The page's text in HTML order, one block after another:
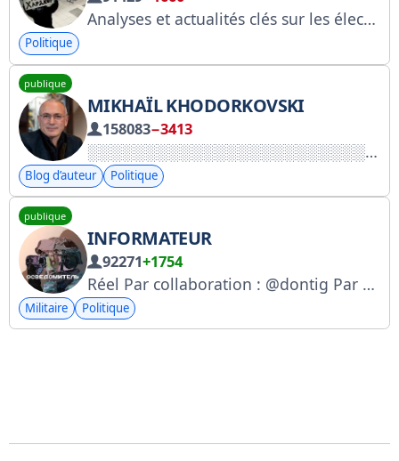
Analyses et actualités clés sur les élections, les événements liés aux élections et les stratégies politiques. Pour vos commentaires et suggestions : @vibornyk_info. Lien Roskomnadzor : https://www.gosuslugi.ru/snet/67a4f9ad88ec79363f408da6?clckid=39ba12dd
Politique
publique
MIKHAÏL KHODORKOVSKI
158083−3413
Blog d’auteur Politique
publique
INFORMATEUR
92271+1754
Réel Par collaboration : @dontig Par publicité : @effective100 @Vasseekk @holopiva @TBrand_ghost @lichka_patriota
Militaire Politique